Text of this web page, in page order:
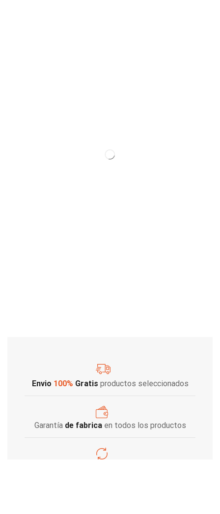
Envio 100% Gratis productos seleccionados
Garantía de fabricaen todos los productos